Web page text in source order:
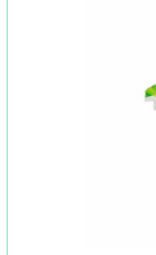
Outdoor &
Technologie